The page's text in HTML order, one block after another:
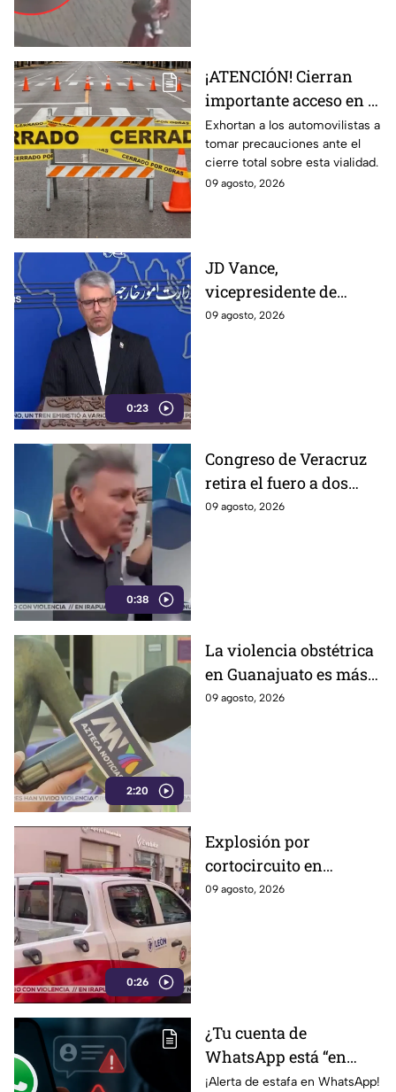
así ocurrió
¡ATENCIÓN! Cierran
importante acceso en el
Eje Metropolitano en
León; ¿cuál es el
motivo?
Exhortan a los automovilistas a
tomar precauciones ante el
cierre total sobre esta vialidad.
09 agosto, 2026
0:23
JD Vance,
vicepresidente de
Estados Unidos,
09 agosto, 2026
0:38
Congreso de Veracruz
retira el fuero a dos
alcaldes; revelan
09 agosto, 2026
2:20
La violencia obstétrica
en Guanajuato es más
común de lo que cree y
09 agosto, 2026
0:26
Explosión por
cortocircuito en
registro subterráneo
09 agosto, 2026
¿Tu cuenta de
WhatsApp está “en
revisión”? Este mensaje
¡Alerta de estafa en WhatsApp!